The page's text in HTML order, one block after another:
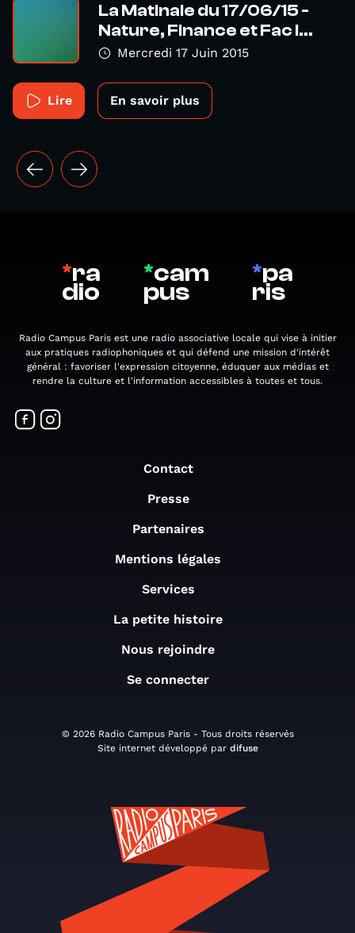
La Matinale du 17/06/15 -
Nature, Finance et Fac I...
Mercredi 17 Juin 2015
Lire En savoir plus
*ra
dio
*cam
pus
*pa
ris
Radio Campus Paris est une radio associative locale qui vise à initier
aux pratiques radiophoniques et qui défend une mission d'intérêt
général : favoriser l'expression citoyenne, éduquer aux médias et
rendre la culture et l'information accessibles à toutes et tous.
Contact
Presse
Partenaires
Mentions légales
Services
La petite histoire
Nous rejoindre
Se connecter
© 2026 Radio Campus Paris - Tous droits réservés
Site internet développé par difuse